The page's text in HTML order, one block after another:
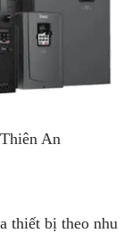
An
thiết bị theo nhu